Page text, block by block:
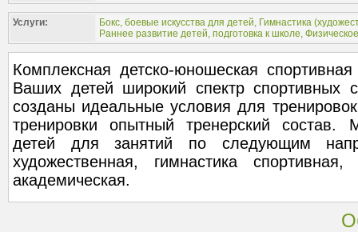
Услуги: Бокс, боевые искусства для детей, Гимнастика (
Раннее развитие детей, подготовка к школе,
Комплексная детско-юношеская
Ваших детей широкий спектр
созданы идеальные условия для
тренировки опытный тренерский
детей для занятий по следующим
художественная, гимнастика
академическая.